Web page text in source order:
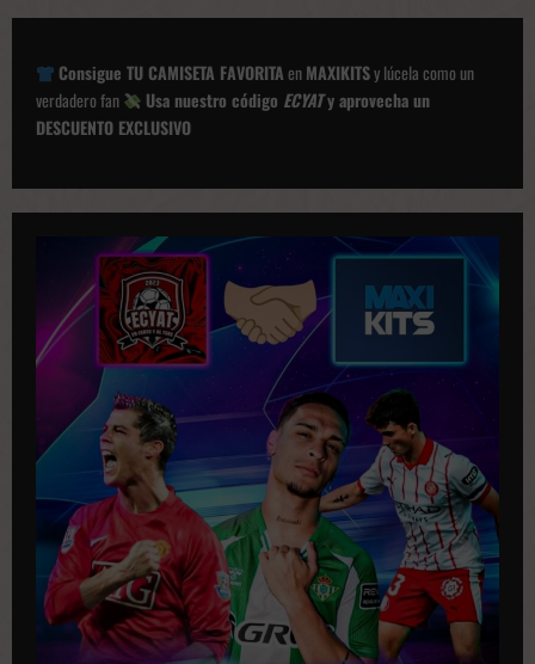
Consigue TU CAMISETA FAVORITAenMAXIKITSy lúcela como un
verdadero fan
Usa nuestro código ECYATy aprovecha un
DESCUENTO EXCLUSIVO